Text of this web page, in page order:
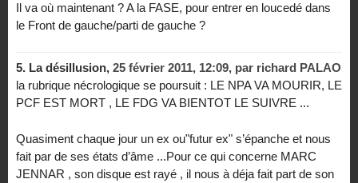
Il va où maintenant ? A la FASE, pour entrer en loucedé dans
le Front de gauche/parti de gauche ?
5. La désillusion, 25 février 2011, 12:09, par richard PALAO
la rubrique nécrologique se poursuit : LE NPA VA MOURIR, LE
PCF EST MORT , LE FDG VA BIENTOT LE SUIVRE ...
Quasiment chaque jour un ex ou"futur ex" s’épanche et nous
fait par de ses états d’âme ...Pour ce qui concerne MARC
JENNAR , son disque est rayé , il nous à déja fait part de son